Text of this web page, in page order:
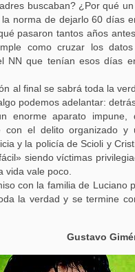
buscaban? ¿Por qué un
norma de dejarlo 60 días
pasaron tantos años
como cruzar los
NN que tenían esos días
al final se sabrá toda la
podemos adelantar:
enorme aparato impune,
con el delito organizado y
y la policía de Scioli y
siendo víctimas
vida vale poco.
con la familia de Luciano
la verdad y se termine
Gustavo